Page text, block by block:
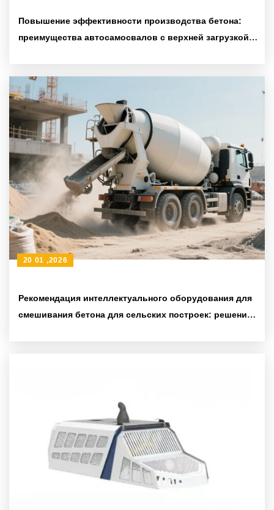
Повышение эффективности производства бетона:
преимущества автосамосвалов с верхней загрузкой в
Рекомендация интеллектуального оборудования для
смешивания бетона для сельских построек: решения
20 01 ,2026